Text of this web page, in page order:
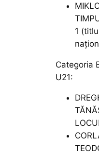
1
Categoria
U21: